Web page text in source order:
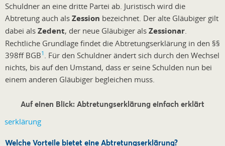
Schuldner an eine dritte Partei ab. Juristisch wird die
Abtretung auch als Zession bezeichnet. Der alte Gläubiger gilt
dabei als Zedent, der neue Gläubiger als Zessionar.
Rechtliche Grundlage findet die Abtretungserklärung in den §§
398ff BGB1 . Für den Schuldner ändert sich durch den Wechsel
nichts, bis auf den Umstand, dass er seine Schulden nun bei
einem anderen Gläubiger begleichen muss.
Auf einen Blick: Abtretungserklärung einfach erklärt
Welche Vorteile bietet eine Abtretungserklärung?